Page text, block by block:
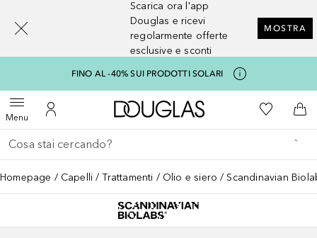
Scarica ora l'app
Douglas e ricevi
regolarmente offerte
esclusive e sconti
MOSTRA
FINO AL -40% SUI PRODOTTI SOLARI
MenuApri menuAl Mio Account
A Douglas HomeAlla Mia
Al
Torna indietro
Esegui ricerca
Homepage Capelli Trattamenti Olio e siero Scandinavian
[navigation.slideout.screenreader]